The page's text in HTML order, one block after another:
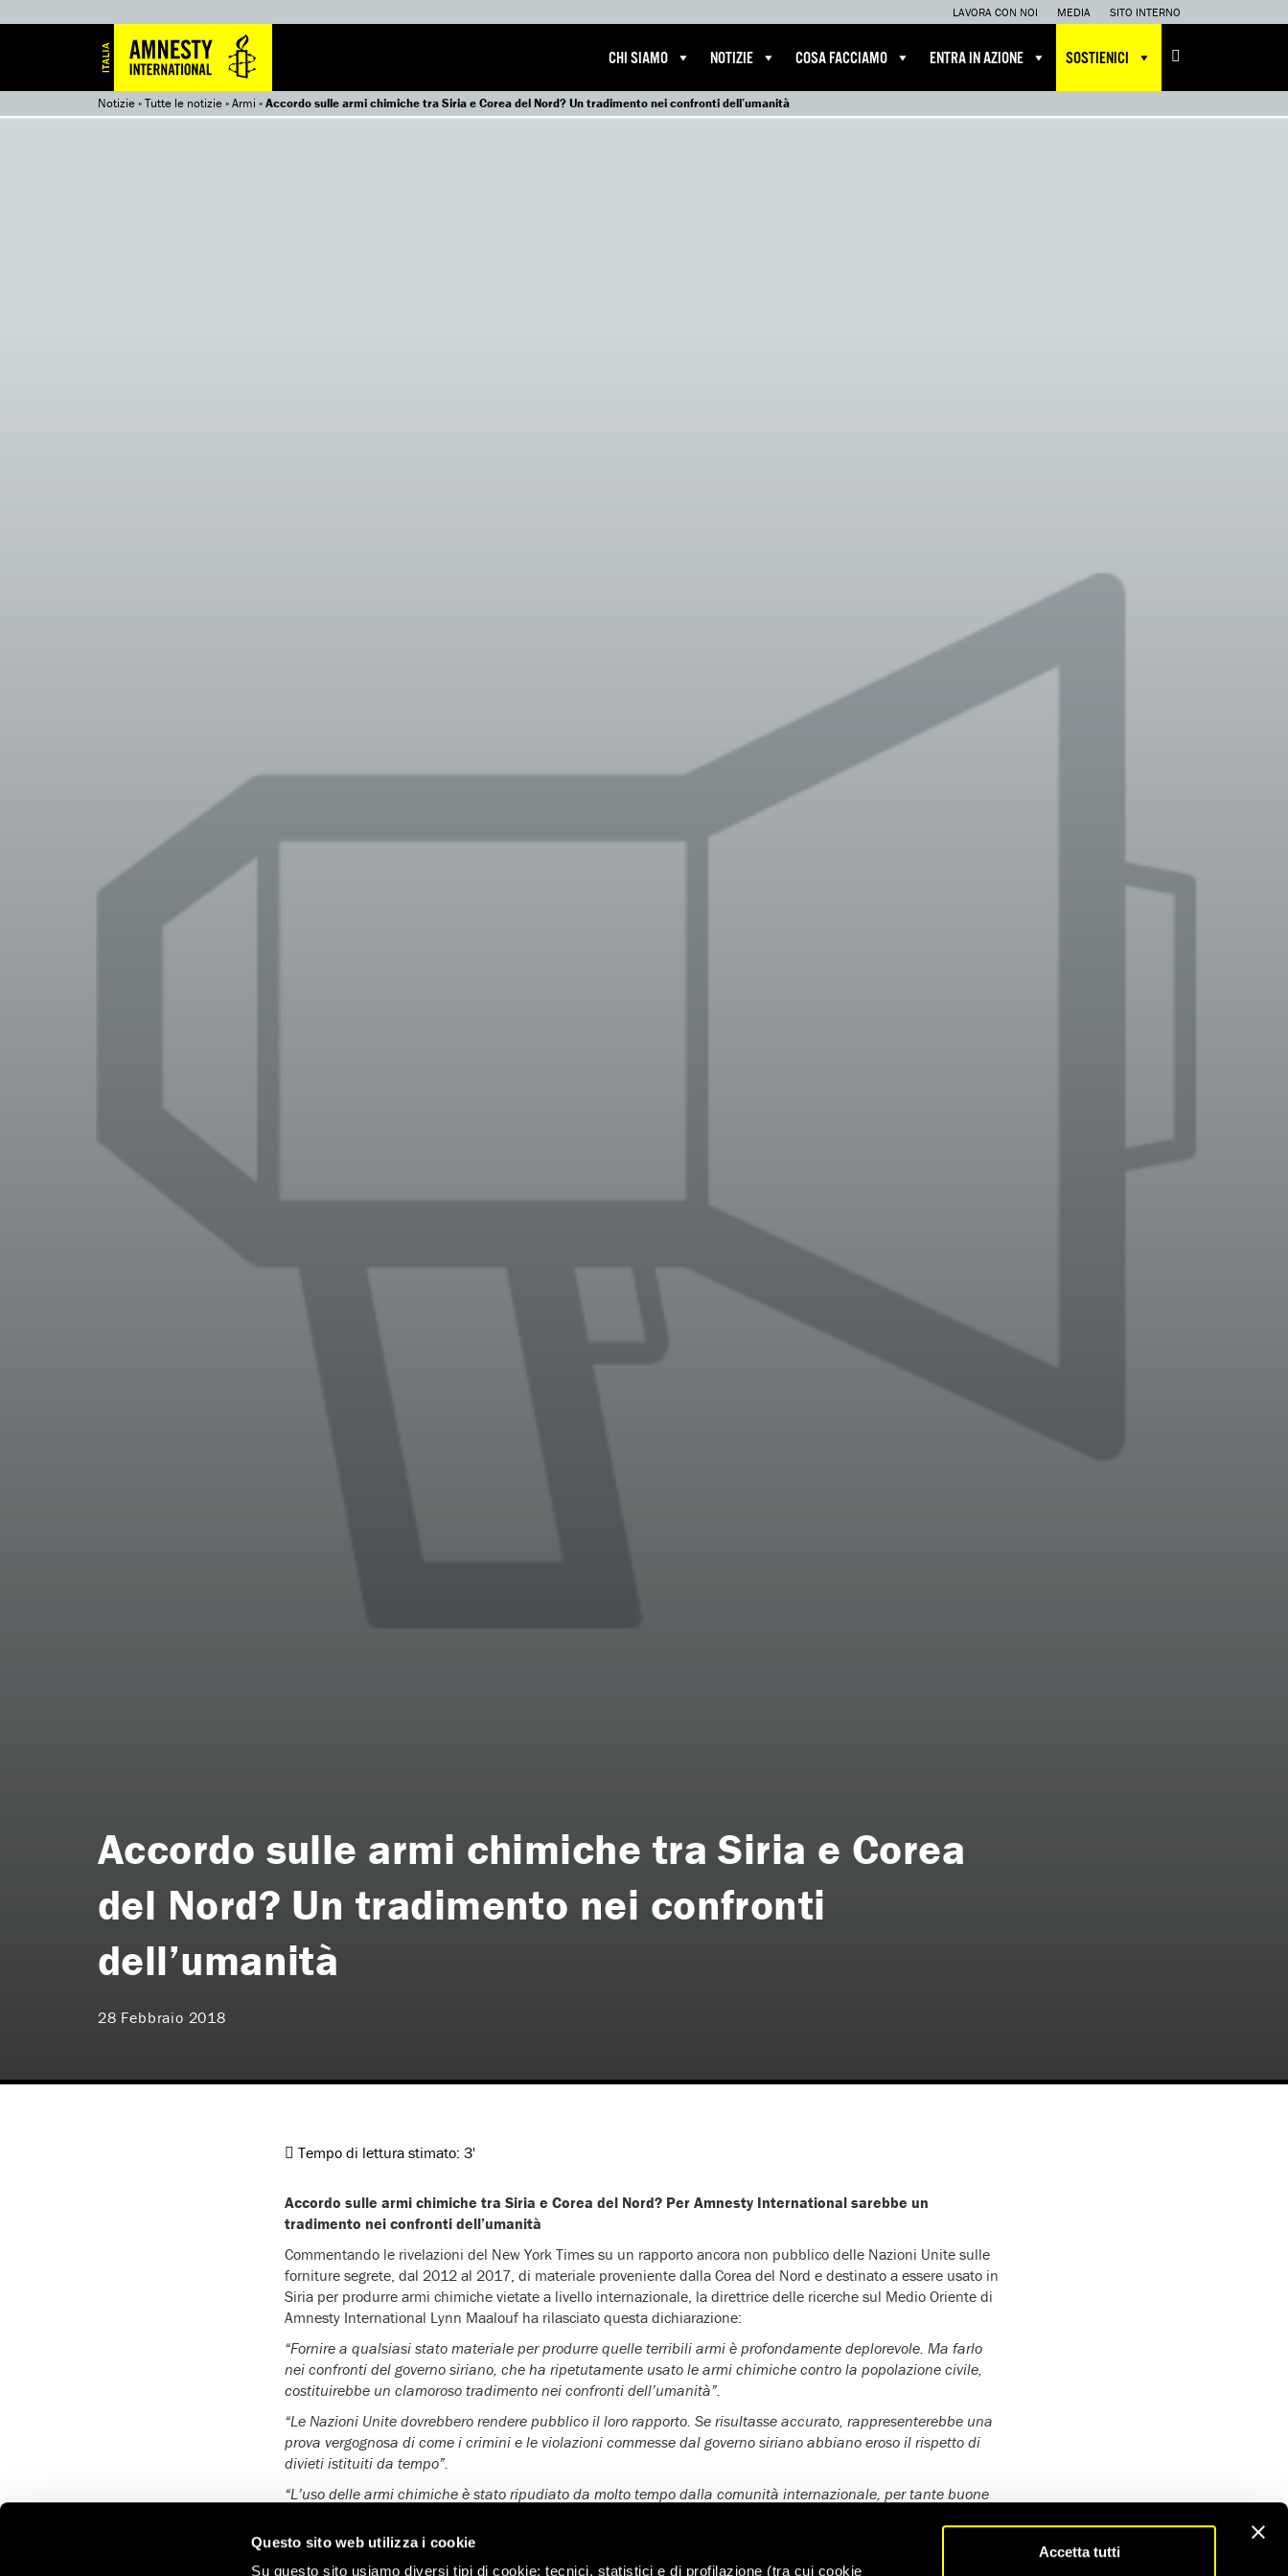
Questo sito web utilizza i cookie
Su questo sito usiamo diversi tipi di cookie: tecnici, statistici e di profilazione (tra cui cookie
Accetta tutti
LAVORA CON NOI MEDIA SITO INTERNO
CHI SIAMO NOTIZIE COSA FACCIAMO ENTRA IN AZIONE SOSTIENICI
Notizie»Tutte le notizie»Armi »Accordo sulle armi chimiche tra Siria e Corea del Nord? Un tradimento nei confronti dell’umanità
Accordo sulle armi chimiche tra Siria e Corea
del Nord? Un tradimento nei confronti
dell’umanità
28 Febbraio 2018
Tempo di lettura stimato: 3'
Accordo sulle armi chimiche tra Siria e Corea del Nord? Per Amnesty International sarebbe un
tradimento nei confronti dell’umanità
Commentando le rivelazioni del New York Times su un rapporto ancora non pubblico delle Nazioni Unite sulle
forniture segrete, dal 2012 al 2017, di materiale proveniente dalla Corea del Nord e destinato a essere usato in
Siria per produrre armi chimiche vietate a livello internazionale, la direttrice delle ricerche sul Medio Oriente di
Amnesty International Lynn Maalouf ha rilasciato questa dichiarazione:
“Fornire a qualsiasi stato materiale per produrre quelle terribili armi è profondamente deplorevole. Ma farlo
nei confronti del governo siriano, che ha ripetutamente usato le armi chimiche contro la popolazione civile,
costituirebbe un clamoroso tradimento nei confronti dell’umanità”.
“Le Nazioni Unite dovrebbero rendere pubblico il loro rapporto. Se risultasse accurato, rappresenterebbe una
prova vergognosa di come i crimini e le violazioni commesse dal governo siriano abbiano eroso il rispetto di
divieti istituiti da tempo”.
“L’uso delle armi chimiche è stato ripudiato da molto tempo dalla comunità internazionale, per tante buone
corso”.
“Evidentemente, gli attuali embargo sulle armi e il sistema di ispezioni non stanno funzionando. La comunità